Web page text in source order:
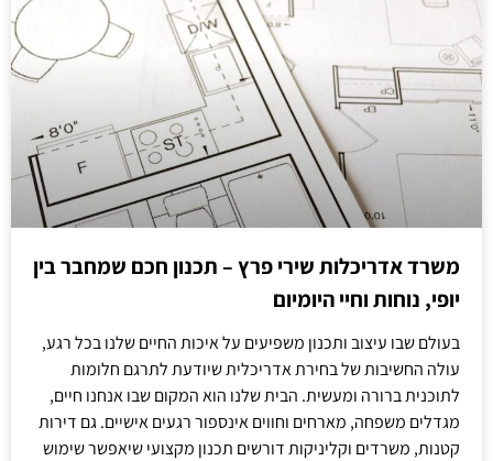
משרד אדריכלות שירי פרץ – תכנון חכם שמחבר בין
יופי, נוחות וחיי היומיום
בעולם שבו עיצוב ותכנון משפיעים על איכות החיים שלנו בכל רגע,
עולה החשיבות של בחירת אדריכלית שיודעת לתרגם חלומות
לתוכנית ברורה ומעשית. הבית שלנו הוא המקום שבו אנחנו חיים,
מגדלים משפחה, מארחים וחווים אינספור רגעים אישיים. גם דירות
קטנות, משרדים וקליניקות דורשים תכנון מקצועי שיאפשר שימוש